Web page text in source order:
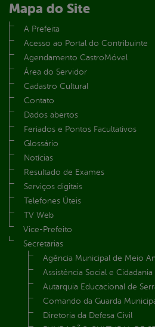
Mapa do Site
A Prefeita
Acesso ao Portal do Contribuinte
Agendamento CastroMóvel
Área do Servidor
Cadastro Cultural
Contato
Dados abertos
Feriados e Pontos Facultativos
Glossário
Notícias
Resultado de Exames
Serviços digitais
Telefones Úteis
TV Web
Vice-Prefeito
Secretarias
Agência Municipal de Meio
Assistência Social e Cidadania
Autarquia Educacional de
Comando da Guarda
Diretoria da Defesa Civil